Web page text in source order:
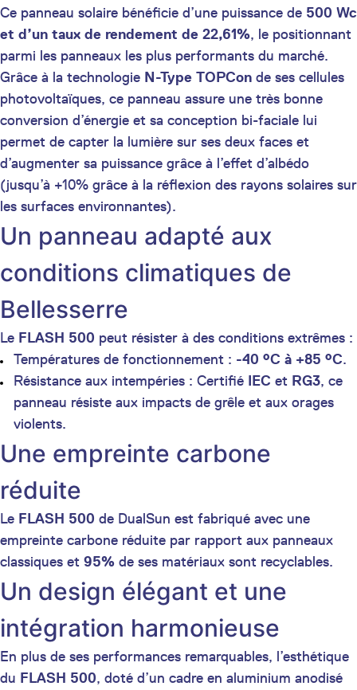
Ce panneau solaire bénéficie d’une puissance de 500 Wc
et d’un taux de rendement de 22,61%, le positionnant
parmi les panneaux les plus performants du marché.
Grâce à la technologie N-Type TOPCon de ses cellules
photovoltaïques, ce panneau assure une très bonne
conversion d’énergie et sa conception bi-faciale lui
permet de capter la lumière sur ses deux faces et
d’augmenter sa puissance grâce à l’effet d’albédo
(jusqu’à +10% grâce à la réflexion des rayons solaires sur
les surfaces environnantes).
Un panneau adapté aux
conditions climatiques de
Bellesserre
Le FLASH 500 peut résister à des conditions extrêmes :
Températures de fonctionnement : -40 °C à +85 °C.
Résistance aux intempéries : Certifié IEC et RG3, ce
panneau résiste aux impacts de grêle et aux orages
violents.
Une empreinte carbone
réduite
Le FLASH 500 de DualSun est fabriqué avec une
empreinte carbone réduite par rapport aux panneaux
classiques et 95% de ses matériaux sont recyclables.
Un design élégant et une
intégration harmonieuse
En plus de ses performances remarquables, l’esthétique
du FLASH 500, doté d’un cadre en aluminium anodisé